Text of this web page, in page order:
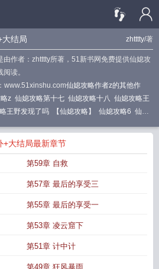
zhtttty/著
大结局
作者：zhtttty所著，51新书网免费提供仙媳攻
读。
www.51xinshu.com仙媳攻略作者z的其他作
z 仙媳攻略第十七 仙媳攻略十八 仙媳攻略王
王野发现了吗 【仙媳攻略】 仙媳攻略6 仙媳
仙媳攻略17 仙媳攻略番外王老五
仙媳攻略仙媳攻略最新章节列表
仙媳攻略4
仙媳攻略王野和清仪最后在一起了
楚清仪结局仙媳攻略作者 z仙媳攻略王野反
+大结局最新章节
第59章 自救
第57章 最后的享受三
第55章 最后的享受一
第53章 凌云窟下
第51章 计中计
第49章 狂风暴雨